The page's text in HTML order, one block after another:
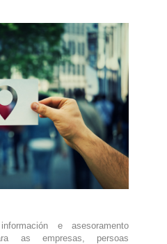
e asesoramento
as empresas, persoas